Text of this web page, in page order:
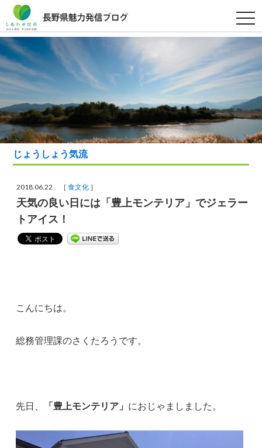
t
o
g
l
e
n
a
g
a
t
o
じょうしょう気流
2018.06.22 ［食文化 ］
天気の良い日には「豊上モンテリア」でジェラー
トアイス！
こんにちは。
総務管理課のさくたろうです。
先日、 「豊上モンテリア」 におじゃましました。